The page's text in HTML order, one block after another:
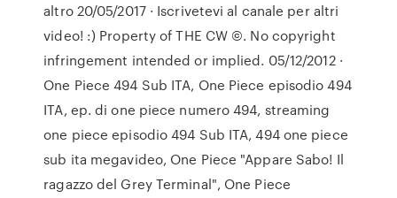
altro 20/05/2017 · Iscrivetevi al canale per altri
video! :) Property of THE CW ©. No copyright
infringement intended or implied. 05/12/2012 ·
One Piece 494 Sub ITA, One Piece episodio 494
ITA, ep. di one piece numero 494, streaming
one piece episodio 494 Sub ITA, 494 one piece
sub ita megavideo, One Piece "Appare Sabo! Il
ragazzo del Grey Terminal", One Piece